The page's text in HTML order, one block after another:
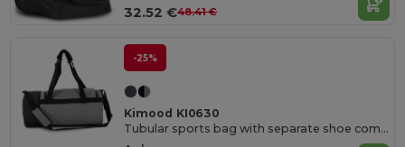
32.52 €48.41 €
-25%
Kimood KI0630
Tubular sports bag with separate shoe compartment